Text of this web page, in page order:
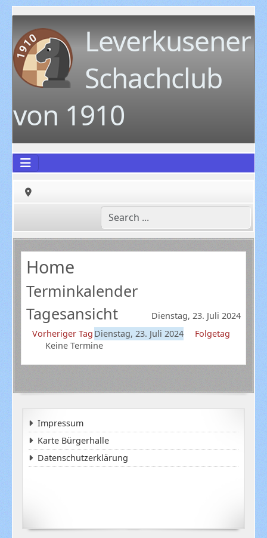
Leverkusener
Schachclub
von 1910
Home
Terminkalender
Tagesansicht
Dienstag, 23. Juli 2024
Vorheriger Tag Dienstag, 23. Juli 2024
Folgetag
Keine Termine
Impressum
Karte Bürgerhalle
Datenschutzerklärung